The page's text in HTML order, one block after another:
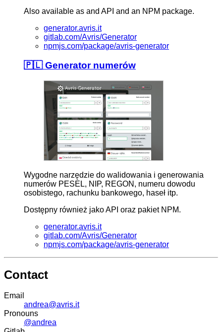
Also available as and API and an NPM package.
generator.avris.it
gitlab.com/Avris/Generator
npmjs.com/package/avris-generator
🇵🇱 Generator numerów
Wygodne narzędzie do walidowania i generowania
numerów PESEL, NIP, REGON, numeru dowodu
osobistego, rachunku bankowego, haseł itp.
Dostępny również jako API oraz pakiet NPM.
generator.avris.it
gitlab.com/Avris/Generator
npmjs.com/package/avris-generator
Contact
Email
andrea@avris.it
Pronouns
@andrea